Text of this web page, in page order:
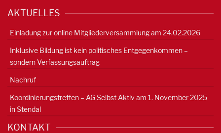
AKTUELLES
Einladung zur online Mitgliederversammlung am 24.02.2026
Inklusive Bildung ist kein politisches Entgegenkommen –
sondern Verfassungsauftrag
Nachruf
Koordinierungstreffen – AG Selbst Aktiv am 1. November 2025
in Stendal
KONTAKT